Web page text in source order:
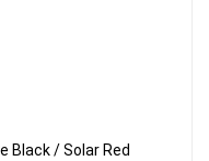
Black / Solar Red